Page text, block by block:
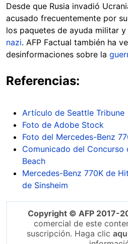
Desde que Rusia invadió
acusado frecuentemente por
los paquetes de ayuda militar
nazi. AFP Factual también ha
desinformaciones sobre la
Referencias:
Artículo de Seattle Tribune
Foto de Adobe Stock
Foto del Mercedes-Benz
Comunicado del Concurso
Beach
Mercedes-Benz 770K de
de Sinsheim
Copyright © AFP 2017-
comercial de este
suscripción. Haga clic